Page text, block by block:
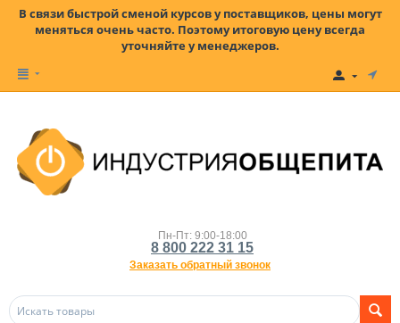
В связи быстрой сменой курсов у поставщиков, цены могут
меняться очень часто. Поэтому итоговую цену всегда
уточняйте у менеджеров.
Пн-Пт: 9:00-18:00
8 800 222 31 15
Заказать обратный звонок